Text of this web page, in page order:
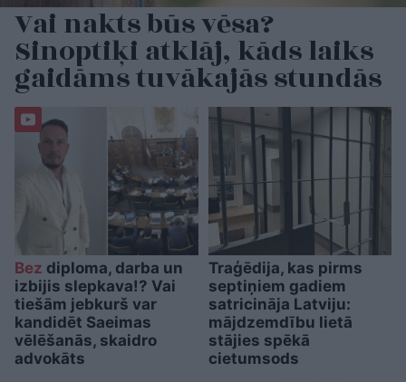
Vai nakts būs vēsa?
Sinoptiķi atklāj, kāds laiks
gaidāms tuvākajās stundās
Bez diploma, darba un
izbijis slepkava!? Vai
tiešām jebkurš var
kandidēt Saeimas
vēlēšanās, skaidro
advokāts
Traģēdija, kas pirms
septiņiem gadiem
satricināja Latviju:
mājdzemdību lietā
stājies spēkā
cietumsods